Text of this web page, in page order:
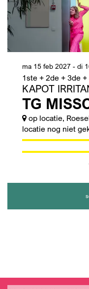
KAPOT
TG
1ste + 2de + 3de
ma 15 feb 2027 - di
op locatie,
locatie nog niet